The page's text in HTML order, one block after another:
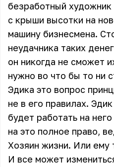
безработный
с крыши высотки на
машину бизнесмена.
неудачника таких
он никогда не сможет
нужно во что бы то ни
Эдика это вопрос
не в его правилах.
будет работать на
на это полное право,
Хозяин жизни. Или ему
И все может